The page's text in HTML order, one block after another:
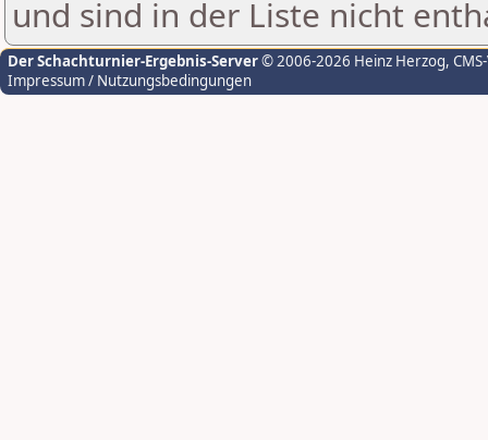
und sind in der Liste nicht
Der Schachturnier-Ergebnis-Server© 2006-2026 Heinz Herzog,
Impressum / Nutzungsbedingungen